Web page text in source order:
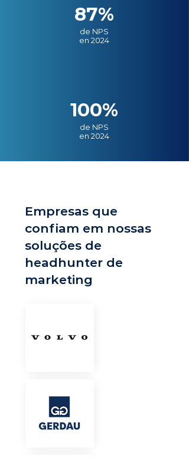
87%
de NPS
en 2024
100%
de NPS
en 2024
Empresas que
confiam em nossas
soluções de
headhunter de
marketing